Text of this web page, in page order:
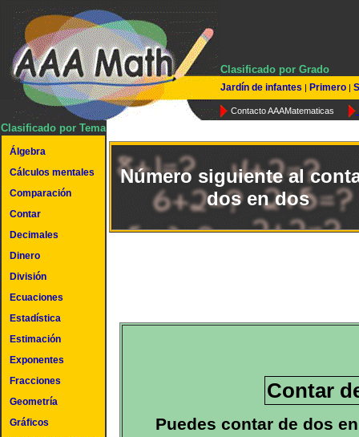
Clasificado por Grado
Jardín de infantes | Primero |
Contacto AAAMatematicas
Clasificado por Tema
Álgebra
Cálculos mentales
Comparación
Contar
Decimales
Dinero
División
Ecuaciones
Estadística
Estimación
Exponentes
Fracciones
Geometría
Gráficos
Número siguiente al
dos en dos
Contar
Puedes contar de dos